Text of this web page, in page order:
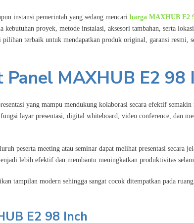
instansi pemerintah yang sedang mencari harga MAXHUB E2
kebutuhan proyek, metode instalasi, aksesori tambahan, serta
terbaik untuk mendapatkan produk original, garansi resmi,
MAXHUB E2 98
yang mampu mendukung kolaborasi secara efektif
layar presentasi, digital whiteboard, video conference, dan
peserta meeting atau seminar dapat melihat presentasi secara
lebih efektif dan membantu meningkatkan produktivitas
tampilan modern sehingga sangat cocok ditempatkan pada
E2 98 Inch